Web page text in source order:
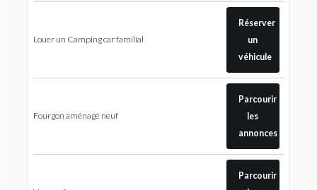
Louer un Camping car familial
Réserver
un
véhicule
Fourgon aménagé neuf
Parcourir
les
annonces
Parcourir